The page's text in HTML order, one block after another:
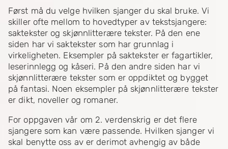
Først må du velge hvilken sjanger du skal bruke. Vi
skiller ofte mellom to hovedtyper av tekstsjangere:
saktekster og skjønnlitterære tekster. På den ene
siden har vi saktekster som har grunnlag i
virkeligheten. Eksempler på saktekster er fagartikler,
leserinnlegg og kåseri. På den andre siden har vi
skjønnlitterære tekster som er oppdiktet og bygget
på fantasi. Noen eksempler på skjønnlitterære tekster
er dikt, noveller og romaner.
For oppgaven vår om 2. verdenskrig er det flere
sjangere som kan være passende. Hvilken sjanger vi
skal benytte oss av er derimot avhengig av både